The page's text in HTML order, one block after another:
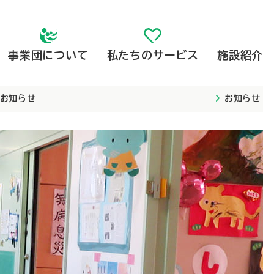
事業団について 私たちのサービス
高齢者向け施設 子ども向け施設
施設紹介
事業団概要 事業団の取組
高齢者向け施設 子ども向け施設
知らせ お知らせ